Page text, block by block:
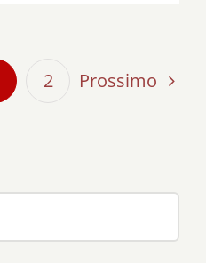
2 Prossimo